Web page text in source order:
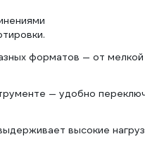
форматов — от мелкой
— удобно
высокие